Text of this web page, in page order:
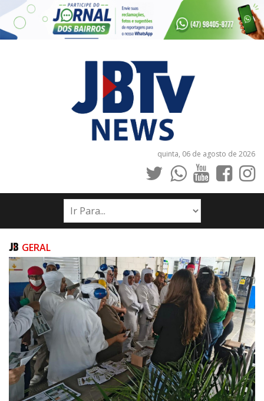
quinta, 06 de agosto de 2026
INÍCIO
NOTÍCIAS
PUBLICAÇÕES LEGAIS
CONTATO
GERAL